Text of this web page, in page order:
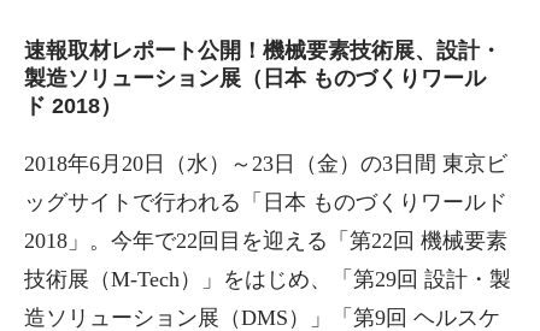
速報取材レポート公開！機械要素技術展、設計・
製造ソリューション展（日本 ものづくりワール
ド 2018）
2018年6月20日（水）～23日（金）の3日間 東京ビ
ッグサイトで行われる「日本 ものづくりワールド
2018」。今年で22回目を迎える「第22回 機械要素
技術展（M-Tech）」をはじめ、「第29回 設計・製
造ソリューション展（DMS）」「第9回 ヘルスケ